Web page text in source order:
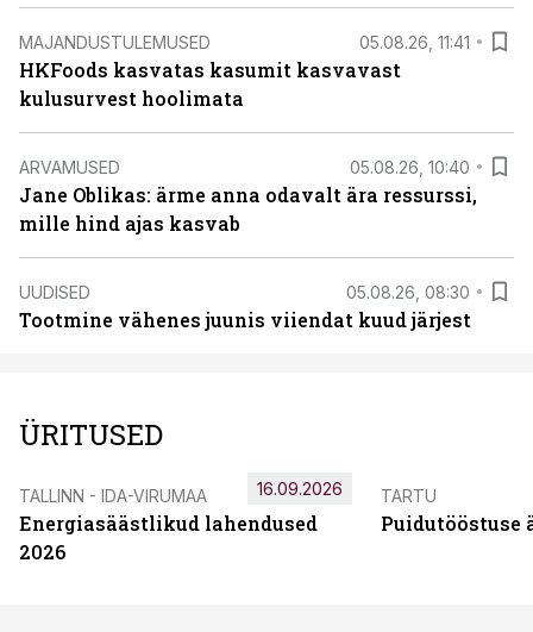
MAJANDUSTULEMUSED 05.08.26, 11:41
HKFoods kasvatas kasumit kasvavast
kulusurvest hoolimata
ARVAMUSED 05.08.26, 10:40
Jane Oblikas: ärme anna odavalt ära ressurssi,
mille hind ajas kasvab
UUDISED 05.08.26, 08:30
Tootmine vähenes juunis viiendat kuud järjest
ÜRITUSED
TALLINN - IDA-VIRUMAA
Energiasäästlikud lahendused
2026
16.09.2026 TARTU
Puidutööstuse